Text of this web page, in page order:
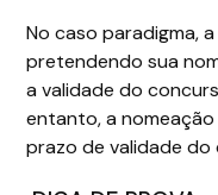
No caso paradigma,
pretendendo sua
a validade do
entanto, a
prazo de validade do